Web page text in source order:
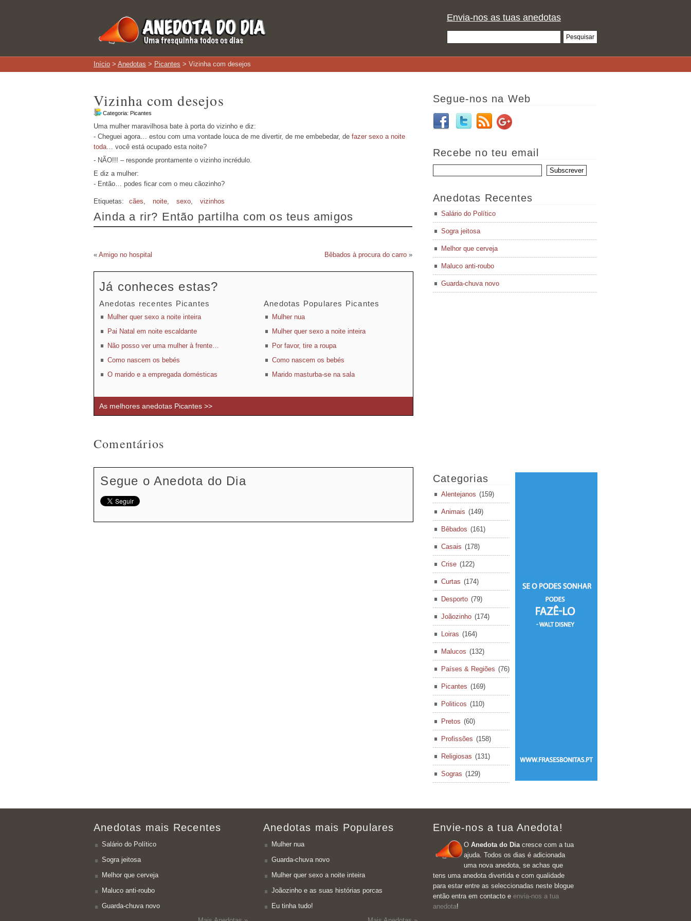
Envia-nos as tuas anedotas
Início > Anedotas > Picantes > Vizinha com desejos
Vizinha com desejos
Categoria: Picantes
Uma mulher maravilhosa bate à porta do vizinho e diz:
- Cheguei agora… estou com uma vontade louca de me divertir, de me embebedar, de fazer sexo a noite
toda… você está ocupado esta noite?
- NÃO!!! – responde prontamente o vizinho incrédulo.
E diz a mulher:
- Então… podes ficar com o meu cãozinho?
Ainda a rir? Então partilha com os teus amigos
Etiquetas: cães, noite, sexo, vizinhos
« Amigo no hospital Bêbados à procura do carro »
Já conheces estas?
Anedotas recentes Picantes
Mulher quer sexo a noite inteira
Pai Natal em noite escaldante
Não posso ver uma mulher à frente…
Como nascem os bebés
O marido e a empregada domésticas
Anedotas Populares Picantes
Mulher nua
Mulher quer sexo a noite inteira
Por favor, tire a roupa
Como nascem os bebés
Marido masturba-se na sala
As melhores anedotas Picantes >>
Comentários
Segue o Anedota do Dia
Segue-nos na Web
Recebe no teu email
Anedotas Recentes
Salário do Político
Sogra jeitosa
Melhor que cerveja
Maluco anti-roubo
Guarda-chuva novo
Categorias
Alentejanos (159)
Animais (149)
Bêbados (161)
Casais (178)
Crise (122)
Curtas (174)
Desporto (79)
Joãozinho (174)
Loiras (164)
Malucos (132)
Países & Regiões (76)
Picantes (169)
Politicos (110)
Pretos (60)
Profissões (158)
Religiosas (131)
Sogras (129)
Anedotas mais Recentes
Salário do Político
Sogra jeitosa
Melhor que cerveja
Maluco anti-roubo
Guarda-chuva novo
Anedotas mais Populares
Mulher nua
Guarda-chuva novo
Mulher quer sexo a noite inteira
Joãozinho e as suas histórias porcas
Eu tinha tudo!
Envie-nos a tua Anedota!
O Anedota do Diacresce com a tua
ajuda. Todos os dias é adicionada
uma nova anedota, se achas que
tens uma anedota divertida e com qualidade
para estar entre as seleccionadas neste blogue
então entra em contacto e envia-nos a tua
anedota!